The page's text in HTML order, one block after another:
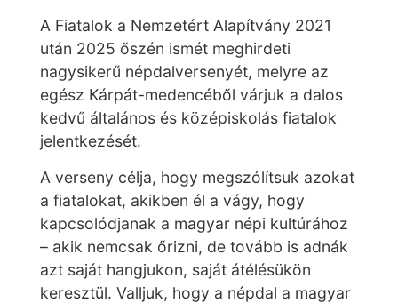
A Fiatalok a Nemzetért Alapítvány 2021
után 2025 őszén ismét meghirdeti
nagysikerű népdalversenyét, melyre az
egész Kárpát-medencéből várjuk a dalos
kedvű általános és középiskolás fiatalok
jelentkezését.
A verseny célja, hogy megszólítsuk azokat
a fiatalokat, akikben él a vágy, hogy
kapcsolódjanak a magyar népi kultúrához
– akik nemcsak őrizni, de tovább is adnák
azt saját hangjukon, saját átélésükön
keresztül. Valljuk, hogy a népdal a magyar